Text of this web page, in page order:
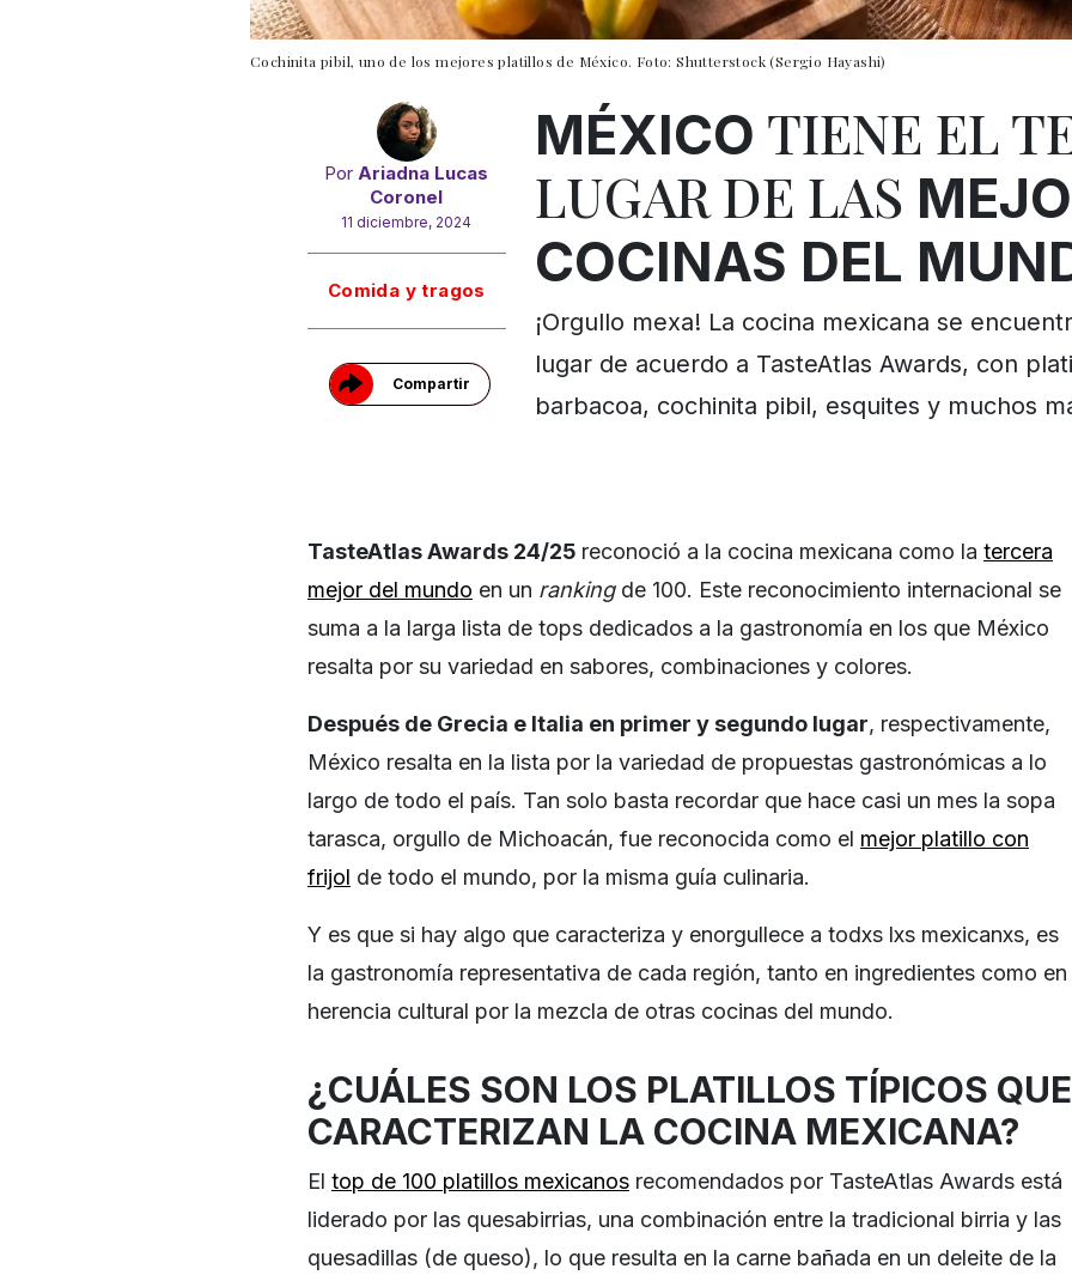
Cochinita pibil, uno de los mejores platillos de México. Foto: Shutterstock (Sergio Hayashi)
PorAriadna Lucas
Coronel
11 diciembre, 2024
Comida y tragos
Compartir
MÉXICO TIENE EL
LUGAR DE LAS
COCINAS DEL
¡Orgullo mexa! La cocina mexicana se
lugar de acuerdo a TasteAtlas Awards, con
barbacoa, cochinita pibil, esquites y muchos
TasteAtlas Awards 24/25 reconoció a la cocina mexicana como la tercera
mejor del mundo en un ranking de 100. Este reconocimiento internacional se
suma a la larga lista de tops dedicados a la gastronomía en los que México
resalta por su variedad en sabores, combinaciones y colores.
Después de Grecia e Italia en primer y segundo lugar, respectivamente,
México resalta en la lista por la variedad de propuestas gastronómicas a lo
largo de todo el país. Tan solo basta recordar que hace casi un mes la sopa
tarasca, orgullo de Michoacán, fue reconocida como el mejor platillo con
frijol de todo el mundo, por la misma guía culinaria.
Y es que si hay algo que caracteriza y enorgullece a todxs lxs mexicanxs, es
la gastronomía representativa de cada región, tanto en ingredientes como en
herencia cultural por la mezcla de otras cocinas del mundo.
¿CUÁLES SON LOS PLATILLOS TÍPICOS QUE
CARACTERIZAN LA COCINA MEXICANA?
El top de 100 platillos mexicanos recomendados por TasteAtlas Awards está
liderado por las quesabirrias, una combinación entre la tradicional birria y las
quesadillas (de queso), lo que resulta en la carne bañada en un deleite de la